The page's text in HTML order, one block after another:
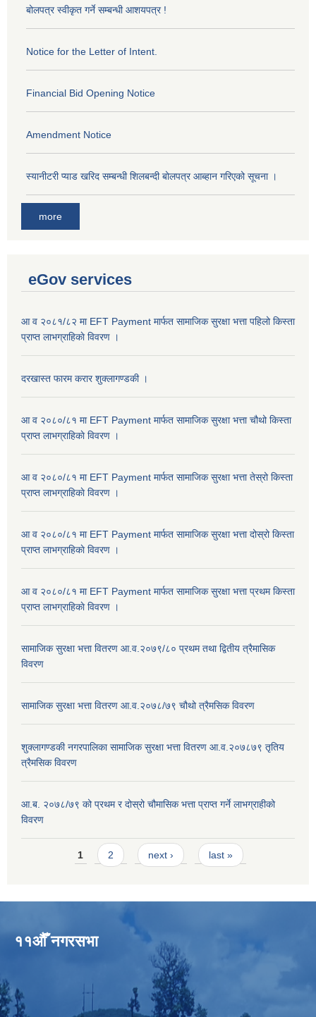
बोलपत्र स्वीकृत गर्ने सम्बन्धी आशयपत्र !
Notice for the Letter of Intent.
Financial Bid Opening Notice
Amendment Notice
स्यानीटरी प्याड खरिद सम्बन्धी शिलबन्दी बोलपत्र आब्हान गरिएको सूचना ।
more
eGov services
आ व २०८१/८२ मा EFT Payment मार्फत सामाजिक सुरक्षा भत्ता पहिलो किस्ता
प्राप्त लाभग्राहिकाे विवरण ।
दरखास्त फारम करार शुक्लागण्डकी ।
आ व २०८०/८१ मा EFT Payment मार्फत सामाजिक सुरक्षा भत्ता चौथो किस्ता
प्राप्त लाभग्राहिकाे विवरण ।
आ व २०८०/८१ मा EFT Payment मार्फत सामाजिक सुरक्षा भत्ता तेस्रो किस्ता
प्राप्त लाभग्राहिकाे विवरण ।
आ व २०८०/८१ मा EFT Payment मार्फत सामाजिक सुरक्षा भत्ता दोस्रो किस्ता
प्राप्त लाभग्राहिकाे विवरण ।
आ व २०८०/८१ मा EFT Payment मार्फत सामाजिक सुरक्षा भत्ता प्रथम किस्ता
प्राप्त लाभग्राहिकाे विवरण ।
सामाजिक सुरक्षा भत्ता वितरण आ.व.२०७९/८० प्रथम तथा द्वितीय त्रैमासिक
विवरण
सामाजिक सुरक्षा भत्ता वितरण आ.व.२०७८/७९ चौथो त्रैमसिक विवरण
शुक्लागण्डकी नगरपालिका सामाजिक सुरक्षा भत्ता वितरण आ.व.२०७८७९ तृतिय
त्रैमसिक विवरण
आ.ब. २०७८/७९ को प्रथम र दोस्रो चौमासिक भत्ता प्राप्त गर्ने लाभग्राहीको
विवरण
Pages1 2 next › last »
११औँ नगरसभा